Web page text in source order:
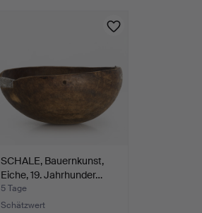
SCHALE, Bauernkunst,
Eiche, 19. Jahrhunder…
5 Tage
Schätzwert